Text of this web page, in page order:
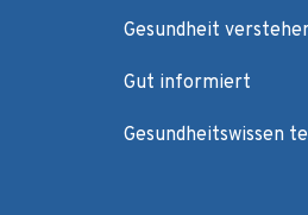
Gesundheit
Gut informiert
Gesundheitswissen